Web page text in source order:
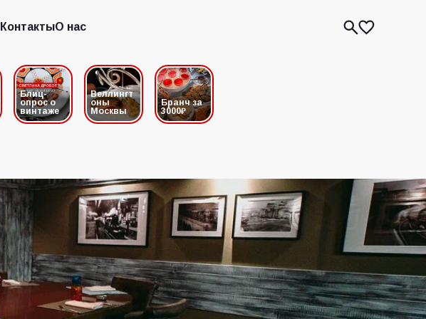
КонтактыО нас
КонтактыО нас
Блиц-
опрос о
винтаже
Веллингт
оны
Москвы
Бранч за
3000₽